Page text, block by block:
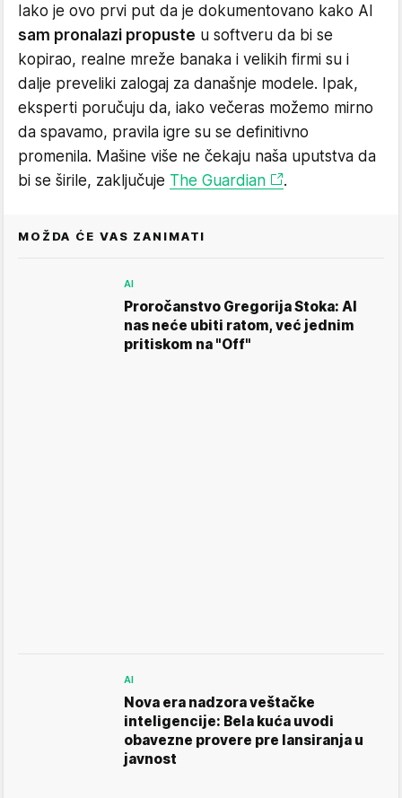
Iako je ovo prvi put da je dokumentovano kako AI
sam pronalazi propuste u softveru da bi se
kopirao, realne mreže banaka i velikih firmi su i
dalje preveliki zalogaj za današnje modele. Ipak,
eksperti poručuju da, iako večeras možemo mirno
da spavamo, pravila igre su se definitivno
promenila. Mašine više ne čekaju naša uputstva da
bi se širile, zaključuje The Guardian .
MOŽDA ĆE VAS ZANIMATI
AI
Proročanstvo Gregorija Stoka: AI
nas neće ubiti ratom, već jednim
pritiskom na "Off"
AI
Nova era nadzora veštačke
inteligencije: Bela kuća uvodi
obavezne provere pre lansiranja u
javnost